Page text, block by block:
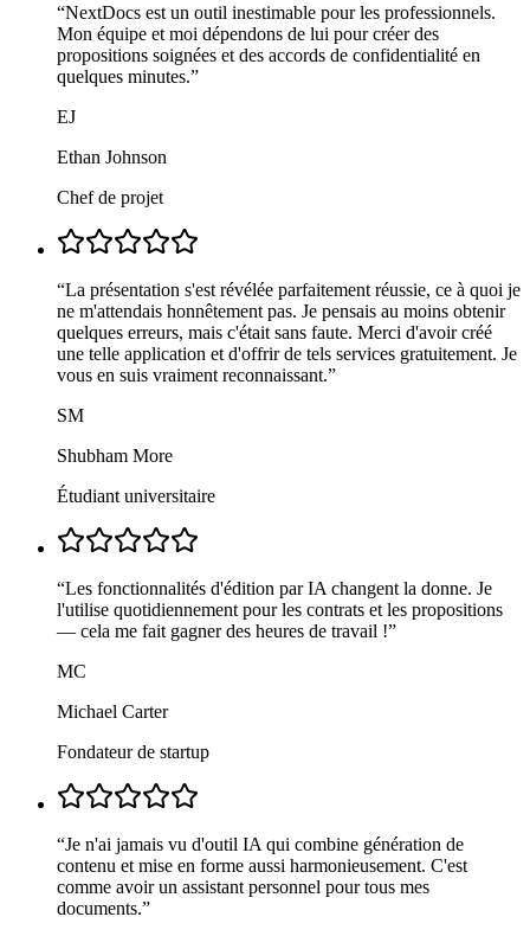
“NextDocs est un outil inestimable pour les professionnels.
Mon équipe et moi dépendons de lui pour créer des
propositions soignées et des accords de confidentialité en
quelques minutes.”
EJ
Ethan Johnson
Chef de projet
“La présentation s'est révélée parfaitement réussie, ce à quoi je
ne m'attendais honnêtement pas. Je pensais au moins obtenir
quelques erreurs, mais c'était sans faute. Merci d'avoir créé
une telle application et d'offrir de tels services gratuitement. Je
vous en suis vraiment reconnaissant.”
SM
Shubham More
Étudiant universitaire
“Les fonctionnalités d'édition par IA changent la donne. Je
l'utilise quotidiennement pour les contrats et les propositions
— cela me fait gagner des heures de travail !”
MC
Michael Carter
Fondateur de startup
“Je n'ai jamais vu d'outil IA qui combine génération de
contenu et mise en forme aussi harmonieusement. C'est
comme avoir un assistant personnel pour tous mes
documents.”